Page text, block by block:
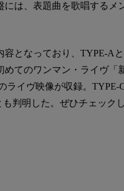
には、表題曲を歌唱するメ
容となっており、TYPE-A
めてのワンマン・ライヴ「
ライヴ映像が収録。TYPE-
判明した。ぜひチェック